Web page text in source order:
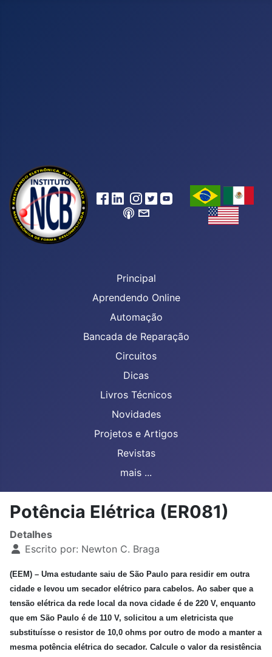
Principal
Aprendendo Online
Automação
Bancada de Reparação
Circuitos
Dicas
Livros Técnicos
Novidades
Projetos e Artigos
Revistas
mais ...
Potência Elétrica (ER081)
Detalhes
Escrito por: Newton C. Braga
(EEM) – Uma estudante saiu de São Paulo para residir em outra
cidade e levou um secador elétrico para cabelos. Ao saber que a
tensão elétrica da rede local da nova cidade é de 220 V, enquanto
que em São Paulo é de 110 V, solicitou a um eletricista que
substituísse o resistor de 10,0 ohms por outro de modo a manter a
mesma potência elétrica do secador. Calcule o valor da resistência